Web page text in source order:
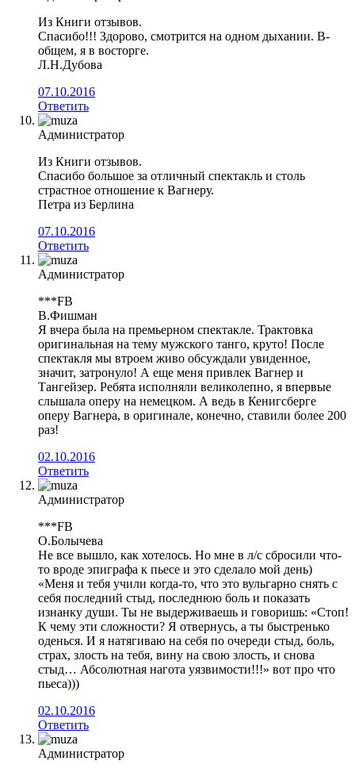
Из Книги отзывов.
Спасибо!!! Здорово, смотрится на одном дыхании. В-
общем, я в восторге.
Л.Н.Дубова
07.10.2016
Ответить
Администратор
Из Книги отзывов.
Спасибо большое за отличный спектакль и столь
страстное отношение к Вагнеру.
Петра из Берлина
07.10.2016
Ответить
Администратор
***FB
В.Фишман
Я вчера была на премьерном спектакле. Трактовка
оригинальная на тему мужского танго, круто! После
спектакля мы втроем живо обсуждали увиденное,
значит, затронуло! А еще меня привлек Вагнер и
Тангейзер. Ребята исполняли великолепно, я впервые
слышала оперу на немецком. А ведь в Кенигсберге
оперу Вагнера, в оригинале, конечно, ставили более 200
раз!
02.10.2016
Ответить
Администратор
***FB
О.Болычева
Не все вышло, как хотелось. Но мне в л/с сбросили что-
то вроде эпиграфа к пьесе и это сделало мой день)
«Меня и тебя учили когда-то, что это вульгарно снять с
себя последний стыд, последнюю боль и показать
изнанку души. Ты не выдерживаешь и говоришь: «Стоп!
К чему эти сложности? Я отвернусь, а ты быстренько
оденься. И я натягиваю на себя по очереди стыд, боль,
страх, злость на тебя, вину на свою злость, и снова
стыд… Абсолютная нагота уязвимости!!!» вот про что
пьеса)))
02.10.2016
Ответить
Администратор